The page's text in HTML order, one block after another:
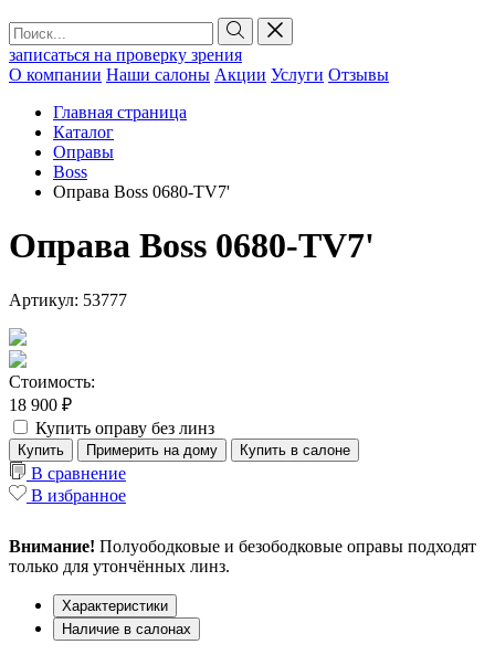
записаться на проверку зрения
О компании Наши салоны Акции Услуги Отзывы
Главная страница
Каталог
Оправы
Boss
Оправа Boss 0680-TV7'
Оправа Boss 0680-TV7'
Артикул: 53777
Стоимость:
18 900 ₽
Купить оправу без линз
Купить Примерить на дому Купить в салоне
В сравнение
В избранное
Внимание! Полуободковые и безободковые оправы подходят
только для утончённых линз.
Характеристики
Наличие в салонах